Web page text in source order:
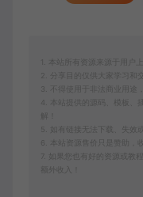
1. 本站所有资源来源于用户
2. 分享目的仅供大家学习和
3. 不得使用于非法商业用途
4. 本站提供的源码、模板、
5. 如有链接无法下载、失效
6. 本站资源售价只是赞助，
7. 如果您也有好的资源或教
额外收入！